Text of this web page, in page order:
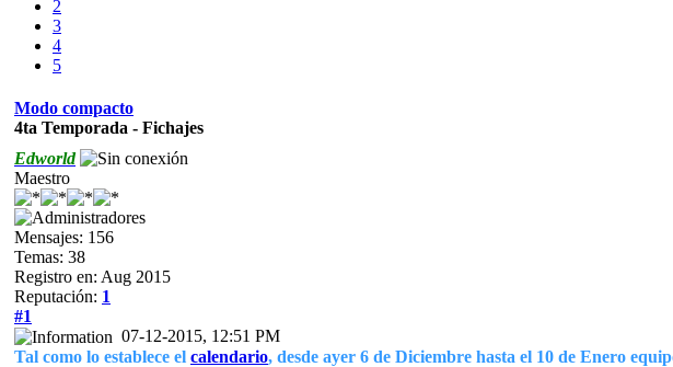
2
3
4
5
Modo compacto
4ta Temporada - Fichajes
Edworld
Maestro
Mensajes: 156
Temas: 38
Registro en: Aug 2015
Reputación: 1
#1
07-12-2015, 12:51 PM
Tal como lo establece el calendario, desde ayer 6 de Diciembre hasta el 10 de Enero